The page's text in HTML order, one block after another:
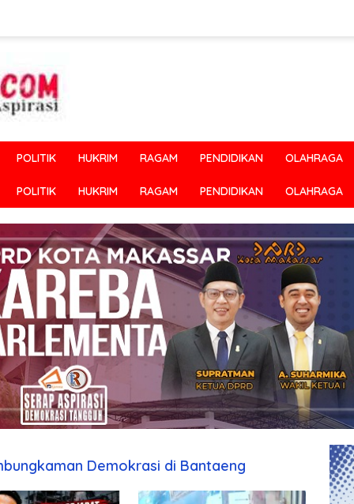
POLITIK HUKRIM RAGAM PENDIDIKAN OLAHRAGA
POLITIK HUKRIM RAGAM PENDIDIKAN OLAHRAGA
Demokrasi di Bantaeng